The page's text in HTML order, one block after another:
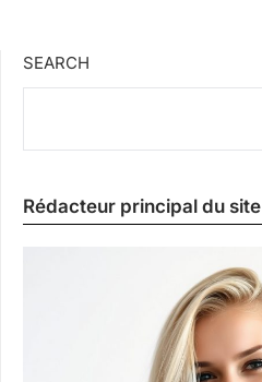
SEARCH
Rédacteur principal du site